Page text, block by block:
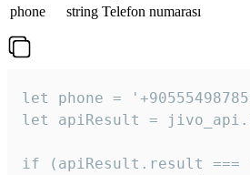
phone
string Telefon numarası
let phone =
let apiResult =
if (apiResult.result